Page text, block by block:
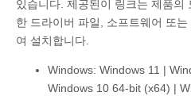
있습니다. 제공된이 링크는 제품의
한 드라이버 파일, 소프트웨어 또
여 설치합니다.
Windows: Windows 11 |
Windows 10 64-bit (x64) |